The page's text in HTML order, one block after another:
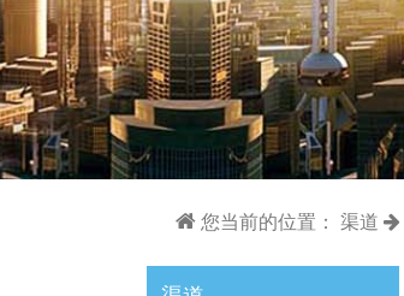
您当前的位置： 渠道